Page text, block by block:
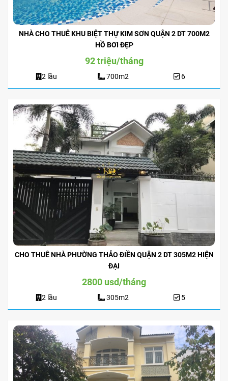
NHÀ CHO THUÊ KHU BIỆT THỰ KIM SƠN QUẬN 2 DT 700M2
HỒ BƠI ĐẸP
92 triệu/tháng
2 lầu 700m2 6
CHO THUÊ NHÀ PHƯỜNG THẢO ĐIỀN QUẬN 2 DT 305M2 HIỆN
ĐẠI
2800 usd/tháng
2 lầu 305m2 5